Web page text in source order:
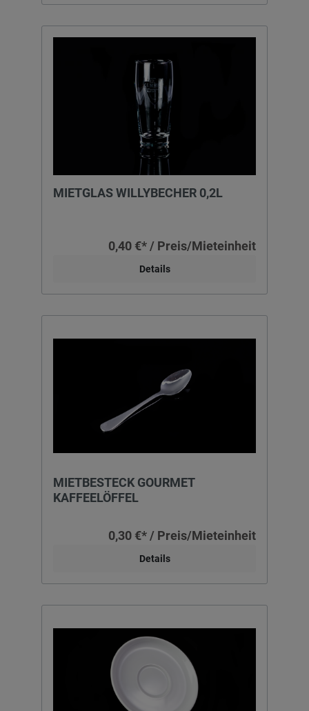
MIETGLAS WILLYBECHER 0,2L
0,40 €* / Preis/Mieteinheit
Details
MIETBESTECK GOURMET
KAFFEELÖFFEL
0,30 €* / Preis/Mieteinheit
Details